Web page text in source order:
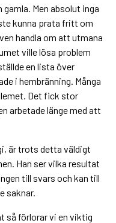
Men absolut inga
kunna prata fritt om
handla om att utmana
ville lösa problem
en lista över
i hembränning. Många
Det fick stor
arbetade länge med att
är trots detta väldigt
Han ser vilka resultat
till svars och kan till
saknar.
så förlorar vi en viktig